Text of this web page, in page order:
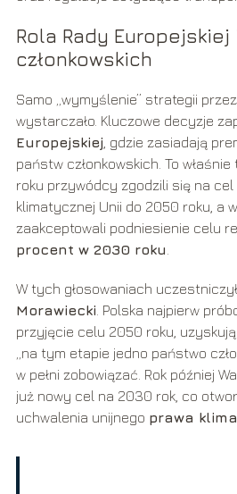
Rola Rady
członkowskich
Samo „wymyślenie” strategii
wystarczało. Kluczowe decyzje
Europejskiej , gdzie zasiadają
państw członkowskich. To
roku przywódcy zgodzili się na
klimatycznej Unii do 2050 roku, a
zaakceptowali podniesienie celu
procent w 2030 roku
W tych głosowaniach
Morawiecki . Polska najpierw
przyjęcie celu 2050 roku,
„na tym etapie jedno państwo
w pełni zobowiązać. Rok później
już nowy cel na 2030 rok, co
uchwalenia unijnego prawa